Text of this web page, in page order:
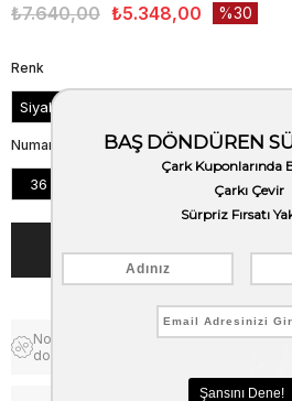
₺7.640,00 ₺5.348,00 30
Renk
Siyah
Numara
36 39
Notify me when the price goes
down